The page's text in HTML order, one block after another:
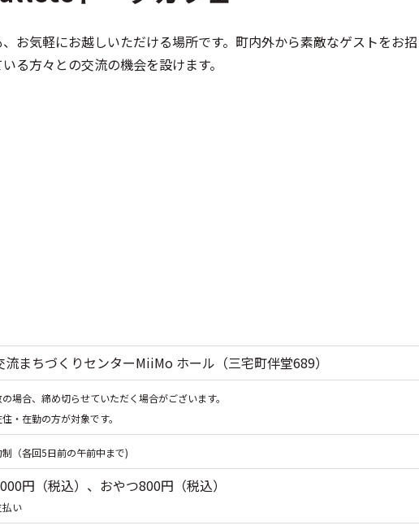
お気軽にお越しいただける場所です。町内外から素敵なゲストをお
る方々との交流の機会を設けます。
流まちづくりセンターMiiMo ホール（三宅町伴堂689）
場合、締め切らせていただく場合がございます。
・在勤の方が対象です。
（各回5日前の午前中まで)
円（税込）、おやつ800円（税込）
い